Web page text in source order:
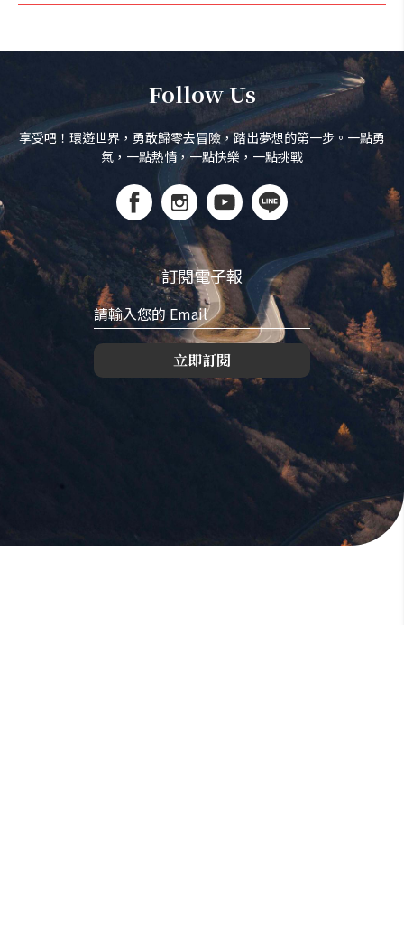
Follow Us
享受吧！環遊世界，勇敢歸零去冒險，踏出夢想的第一步。一點勇
氣，一點熱情，一點快樂，一點挑戰
訂閱電子報
立即訂閱